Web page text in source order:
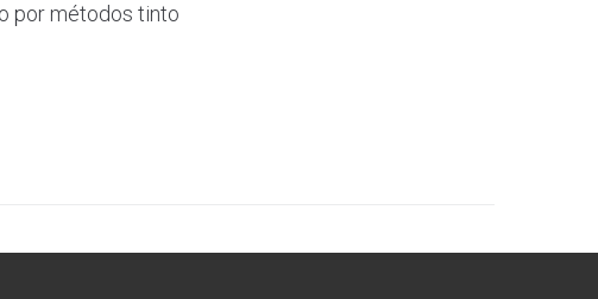
por métodos tinto